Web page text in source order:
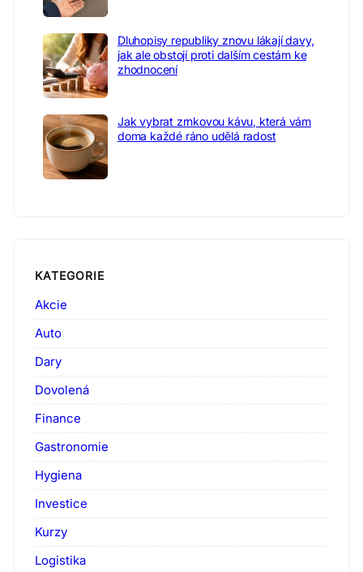
Dluhopisy republiky znovu lákají davy,
jak ale obstojí proti dalším cestám ke
zhodnocení
Jak vybrat zrnkovou kávu, která vám
doma každé ráno udělá radost
KATEGORIE
Akcie
Auto
Dary
Dovolená
Finance
Gastronomie
Hygiena
Investice
Kurzy
Logistika